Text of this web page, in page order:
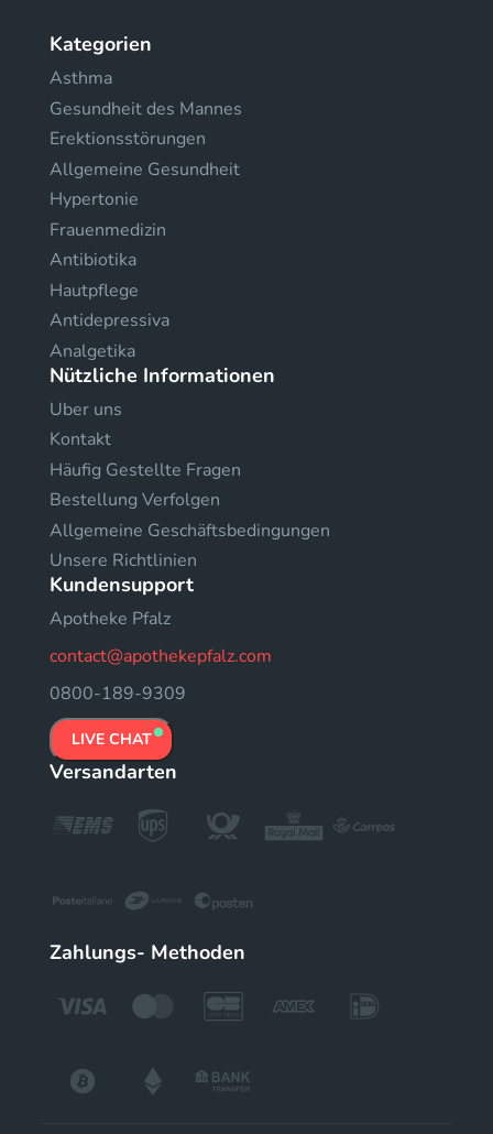
Kategorien
Asthma
Gesundheit des Mannes
Erektionsstörungen
Allgemeine Gesundheit
Hypertonie
Frauenmedizin
Antibiotika
Hautpflege
Antidepressiva
Analgetika
Nützliche Informationen
Uber uns
Kontakt
Häufig Gestellte Fragen
Bestellung Verfolgen
Allgemeine Geschäftsbedingungen
Unsere Richtlinien
Kundensupport
Apotheke Pfalz
contact@apothekepfalz.com
0800-189-9309
LIVE CHAT
Versandarten
Zahlungs- Methoden